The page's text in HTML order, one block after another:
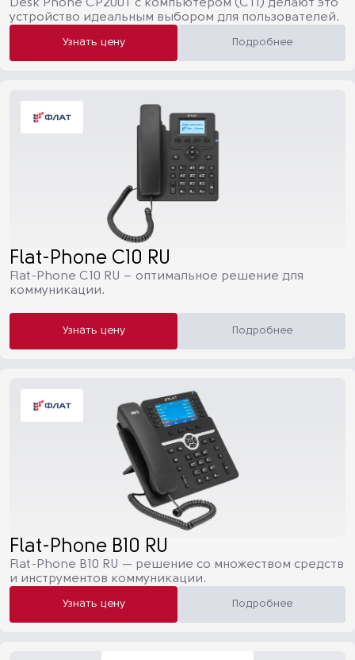
Desk Phone CP200T с компьютером (CTI) делают это
устройство идеальным выбором для пользователей.
Узнать цену Подробнее
Flat-Phone C10 RU
Flat-Phone С10 RU – оптимальное решение для
коммуникации.
Узнать цену Подробнее
Flat-Phone B10 RU
Flat-Phone B10 RU — решение со множеством средств
и инструментов коммуникации.
Узнать цену Подробнее